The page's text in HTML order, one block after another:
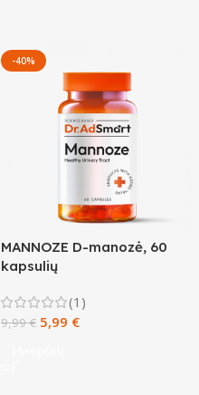
-40%
MANNOZE D-manozė, 60
kapsulių
(1)
9,99€ 5,99 €